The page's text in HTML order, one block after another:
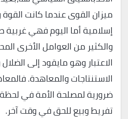
ميزان القوى عندما كانت
إسلامية أما اليوم فهي غربية
والكثير من العوامل الأخرى
الاعتبار وهو مايقود إلى
الاستنتاجات والمعاهدة.
ضرورية لمصلحة الأمة في لحظة
تفريط وبيع للحق في وقت آخر.